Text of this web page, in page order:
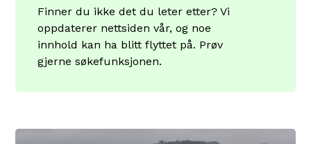
Finner du ikke det du leter etter? Vi
oppdaterer nettsiden vår, og noe
innhold kan ha blitt flyttet på. Prøv
gjerne søkefunksjonen.